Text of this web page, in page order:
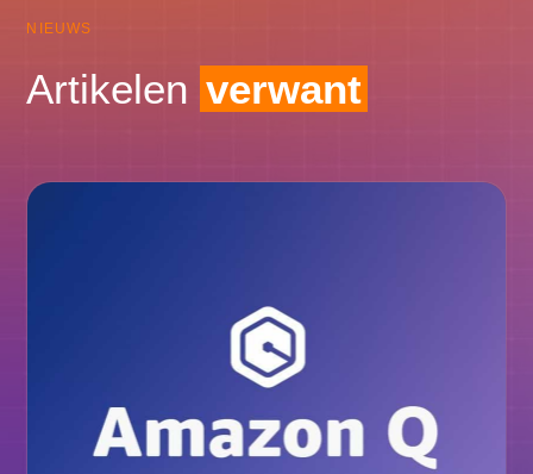
NIEUWS
Artikelen verwant